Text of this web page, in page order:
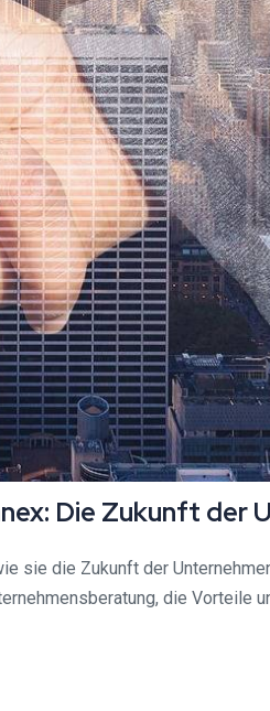
Die Zukunft der
sie die Zukunft der
die Vorteile